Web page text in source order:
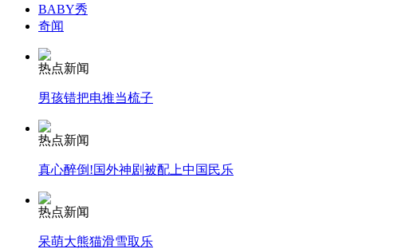
外交部：有关国家言论片面不公正
安徽一实载49人客车翻车
走！跟着总书记去植树
BABY秀
奇闻
热点新闻
男孩错把电推当梳子
热点新闻
真心醉倒!国外神剧被配上中国民乐
热点新闻
呆萌大熊猫滑雪取乐